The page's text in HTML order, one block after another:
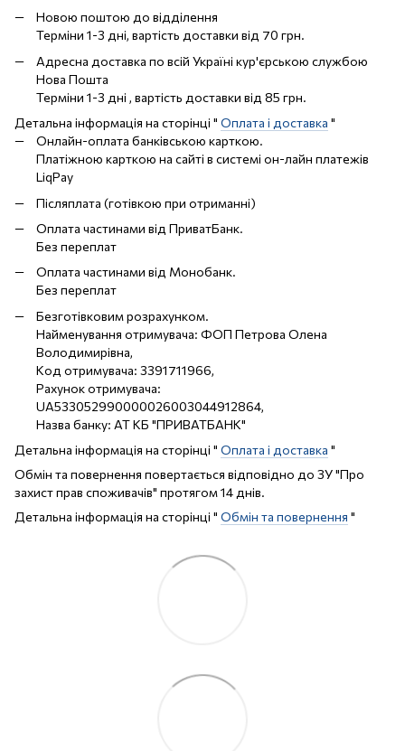
Новою поштою до відділення
Терміни 1-3 дні, вартість доставки від 70 грн.
Адресна доставка по всій Україні кур'єрською службою
Нова Пошта
Терміни 1-3 дні , вартість доставки від 85 грн.
Детальна інформація на сторінці " Оплата і доставка "
Онлайн-оплата банківською карткою.
Платіжною карткою на сайті в системі он-лайн платежів
LiqPay
Післяплата (готівкою при отриманні)
Оплата частинами від ПриватБанк.
Без переплат
Оплата частинами від Монобанк.
Без переплат
Безготівковим розрахунком.
Найменування отримувача: ФОП Петрова Олена
Володимирівна,
Код отримувача: 3391711966,
Рахунок отримувача:
UA533052990000026003044912864,
Назва банку: АТ КБ "ПРИВАТБАНК"
Детальна інформація на сторінці " Оплата і доставка "
Обмін та повернення повертається відповідно до ЗУ "Про
захист прав споживачів" протягом 14 днів.
Детальна інформація на сторінці " Обмін та повернення "